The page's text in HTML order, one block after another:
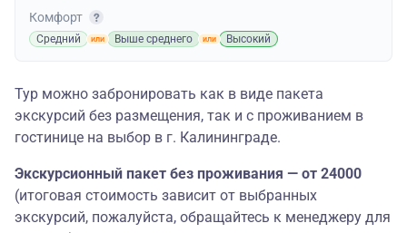
Комфорт
Средний Выше среднего Высокий
Тур можно забронировать как в виде пакета
экскурсий без размещения, так и с проживанием в
гостинице на выбор в г. Калининграде.
Экскурсионный пакет без проживания — от 24000
(итоговая стоимость зависит от выбранных
экскурсий, пожалуйста, обращайтесь к менеджеру для